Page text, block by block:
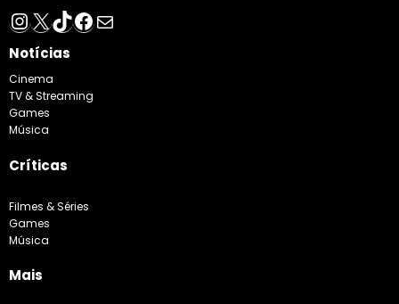
Instagram
X TikTok
Facebook
E-mail
Notícias
Cinema
TV & Streaming
Games
Música
Críticas
Filmes & Séries
Games
Música
Mais